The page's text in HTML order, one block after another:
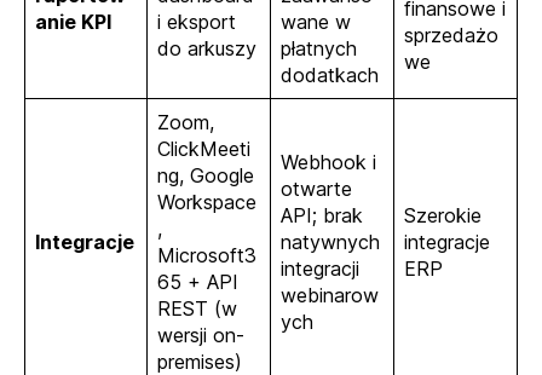
anie KPI
i eksport
do arkuszy
wane w
płatnych
dodatkach
finansowe i
sprzedażo
we
Integracje
Zoom,
ClickMeeti
ng, Google
Workspace
,
Microsoft3
65 + API
REST (w
wersji on-
premises)
Webhook i
otwarte
API; brak
natywnych
integracji
webinarow
ych
Szerokie
integracje
ERP